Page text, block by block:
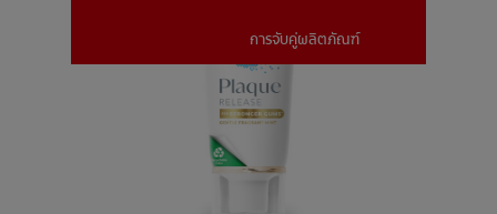
การจับคู่ผลิตภัณฑ์